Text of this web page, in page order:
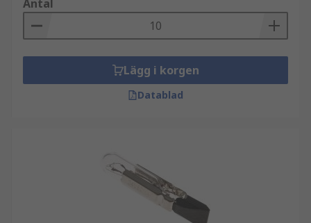
Antal
Lägg i korgen
Datablad